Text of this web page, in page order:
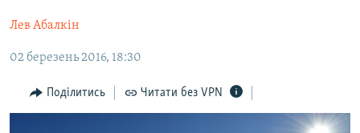
до
навігації
Перейти
ПОЛІТИКА
БЛОГИ
ПОГЛЯД
Лев Абалкін
02 березень 2016, 18:30
Поділитись Читати без VPN